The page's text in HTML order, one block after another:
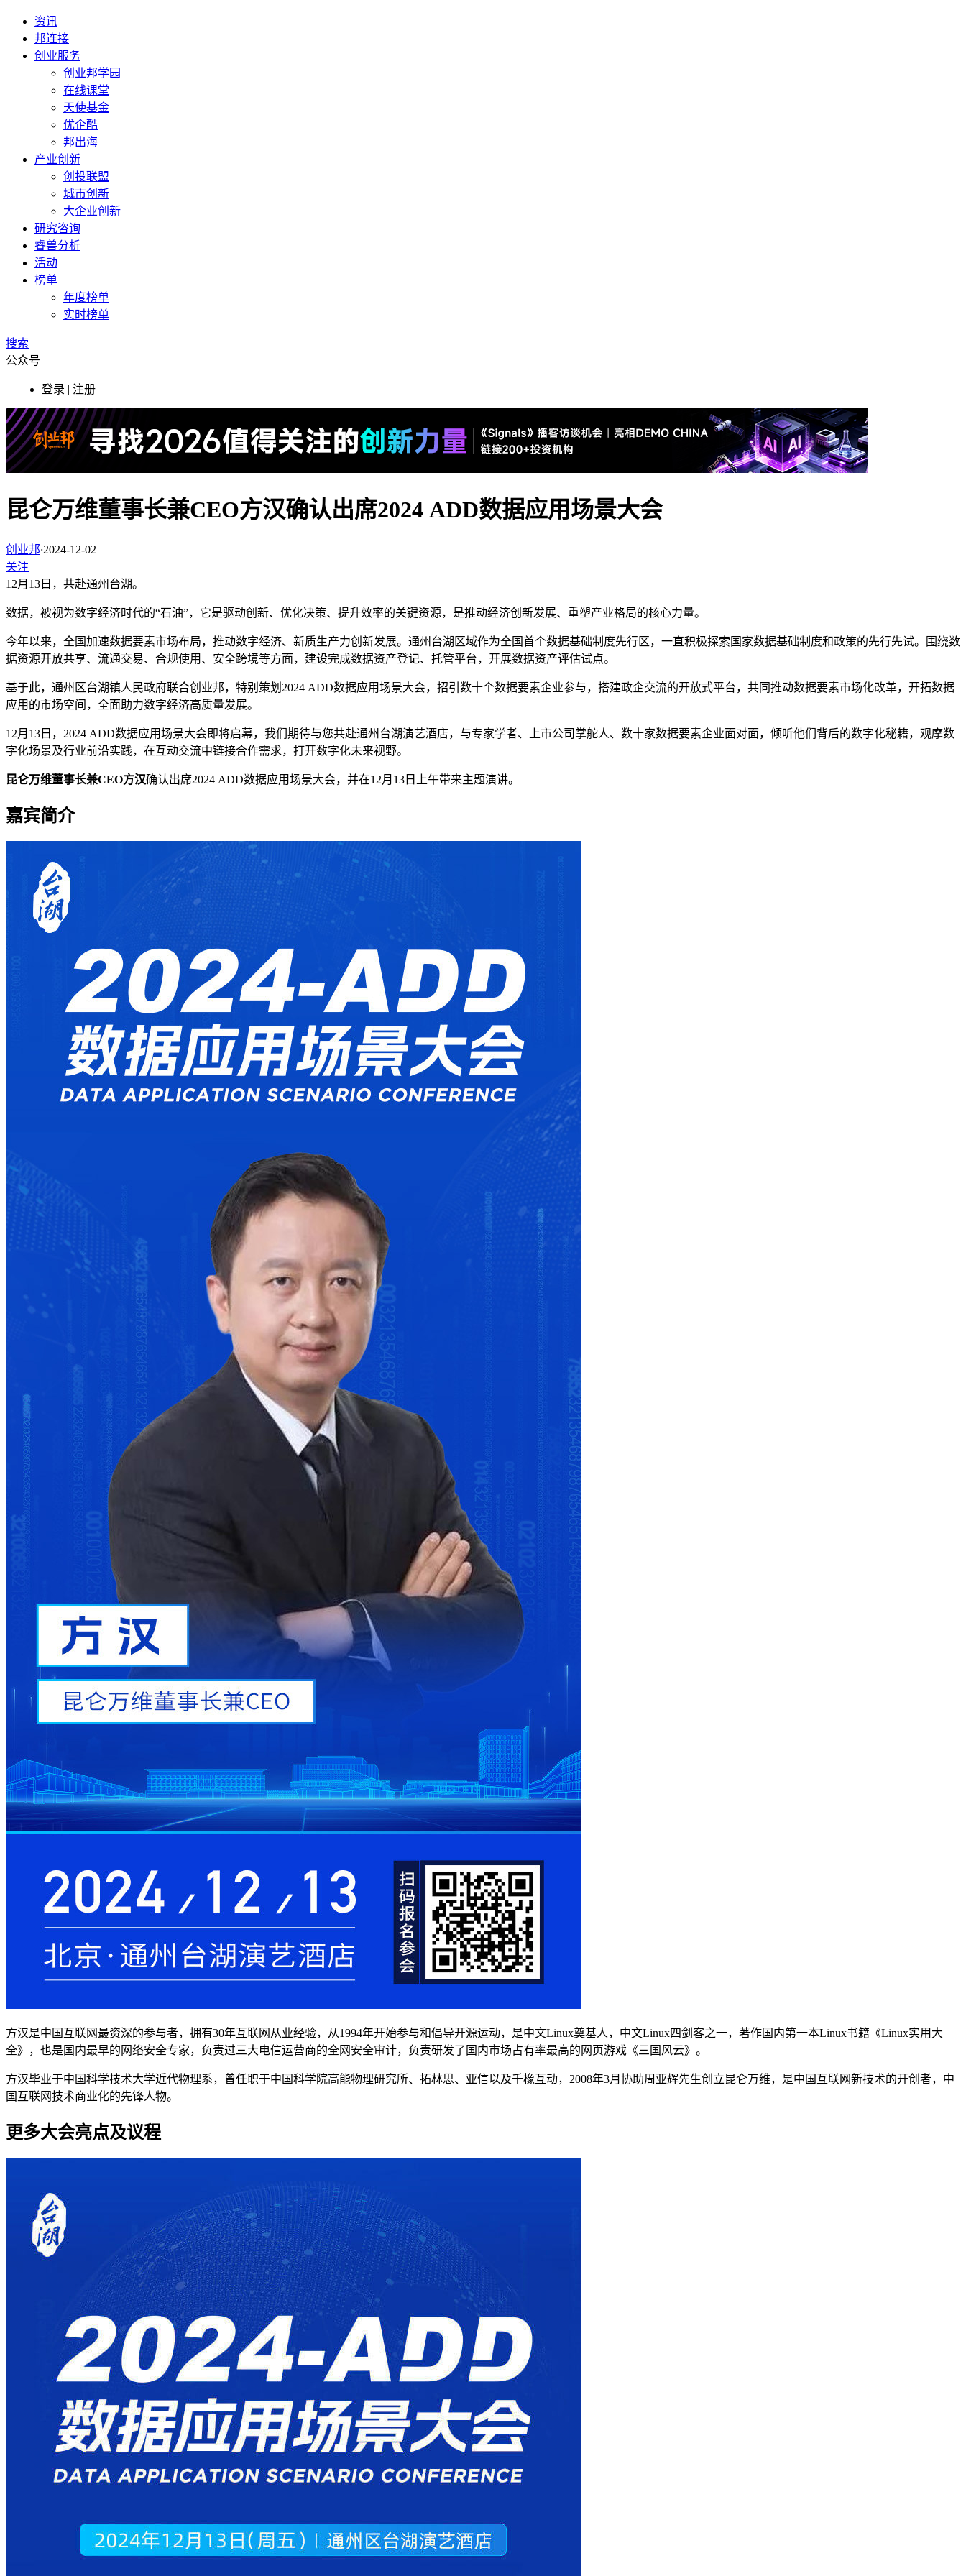
资讯
邦连接
创业服务
创业邦学园
在线课堂
天使基金
优企酷
邦出海
产业创新
创投联盟
城市创新
大企业创新
研究咨询
睿兽分析
活动
榜单
年度榜单
实时榜单
搜索
公众号
登录 | 注册
昆仑万维董事长兼CEO方汉确认出席2024 ADD数据应用场景大会
创业邦·2024-12-02
关注
12月13日，共赴通州台湖。
数据，被视为数字经济时代的“石油”，它是驱动创新、优化决策、提升效率的关键资源，是推动经济创新发展、重塑产业格局的核心力量。
今年以来，全国加速数据要素市场布局，推动数字经济、新质生产力创新发展。通州台湖区域作为全国首个数据基础制度先行区，一直积极探索国家数据基础制度和政策的先行先试。围绕数
据资源开放共享、流通交易、合规使用、安全跨境等方面，建设完成数据资产登记、托管平台，开展数据资产评估试点。
基于此，通州区台湖镇人民政府联合创业邦，特别策划2024 ADD数据应用场景大会，招引数十个数据要素企业参与，搭建政企交流的开放式平台，共同推动数据要素市场化改革，开拓数据
应用的市场空间，全面助力数字经济高质量发展。
12月13日，2024 ADD数据应用场景大会即将启幕，我们期待与您共赴通州台湖演艺酒店，与专家学者、上市公司掌舵人、数十家数据要素企业面对面，倾听他们背后的数字化秘籍，观摩数
字化场景及行业前沿实践，在互动交流中链接合作需求，打开数字化未来视野。
昆仑万维董事长兼CEO方汉确认出席2024 ADD数据应用场景大会，并在12月13日上午带来主题演讲。
嘉宾简介
方汉是中国互联网最资深的参与者，拥有30年互联网从业经验，从1994年开始参与和倡导开源运动，是中文Linux奠基人，中文Linux四剑客之一，著作国内第一本Linux书籍《Linux实用大
全》，也是国内最早的网络安全专家，负责过三大电信运营商的全网安全审计，负责研发了国内市场占有率最高的网页游戏《三国风云》。
方汉毕业于中国科学技术大学近代物理系，曾任职于中国科学院高能物理研究所、拓林思、亚信以及千橡互动，2008年3月协助周亚辉先生创立昆仑万维，是中国互联网新技术的开创者，中
国互联网技术商业化的先锋人物。
更多大会亮点及议程